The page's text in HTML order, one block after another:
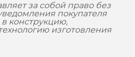
за собой право без
покупателя
конструкцию,
изготовления